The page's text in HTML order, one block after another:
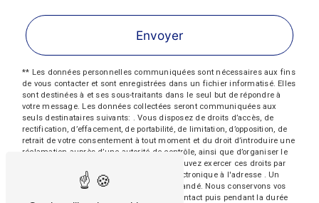
Envoyer
** Les données personnelles communiquées sont nécessaires aux fins
de vous contacter et sont enregistrées dans un fichier informatisé. Elles
sont destinées à et ses sous-traitants dans le seul but de répondre à
votre message. Les données collectées seront communiquées aux
seuls destinataires suivants: . Vous disposez de droits d’accès, de
rectification, d’effacement, de portabilité, de limitation, d’opposition, de
retrait de votre consentement à tout moment et du droit d’introduire une
réclamation auprès d’une autorité de contrôle, ainsi que d’organiser le
sort de vos données post-mortem. Vous pouvez exercer ces droits par
voie postale à l'adresse ou par courrier électronique à l'adresse . Un
justificatif d'identité pourra vous être demandé. Nous conservons vos
données pendant la période de prise de contact puis pendant la durée